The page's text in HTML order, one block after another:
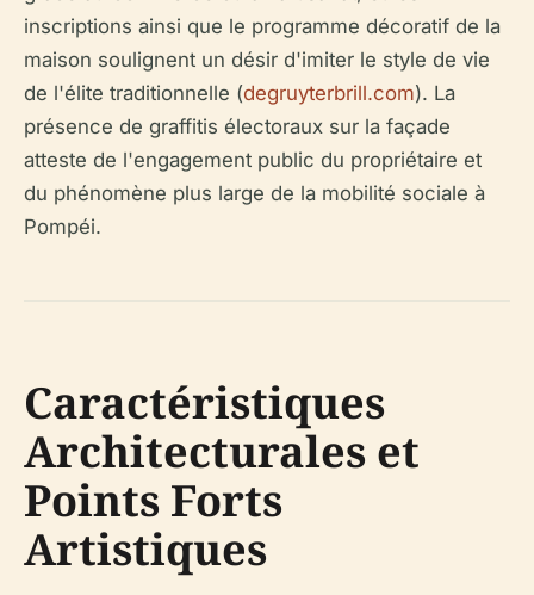
inscriptions ainsi que le programme décoratif de la
maison soulignent un désir d'imiter le style de vie
de l'élite traditionnelle (degruyterbrill.com). La
présence de graffitis électoraux sur la façade
atteste de l'engagement public du propriétaire et
du phénomène plus large de la mobilité sociale à
Pompéi.
Caractéristiques
Architecturales et
Points Forts
Artistiques